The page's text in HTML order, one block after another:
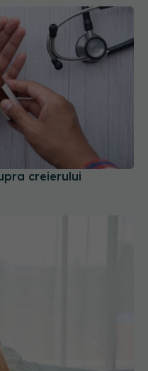
creierului